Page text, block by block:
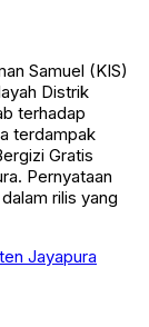
Samuel (KIS)
Distrik
terhadap
terdampak
Gratis
Pernyataan
rilis yang